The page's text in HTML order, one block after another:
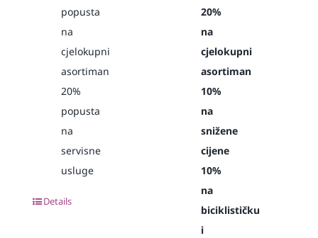
popusta
na
cjelokupni
asortiman
20%
popusta
na
servisne
usluge
Details
20%
na
cjelokupni
asortiman
10%
na
snižene
cijene
10%
na
biciklističku
i